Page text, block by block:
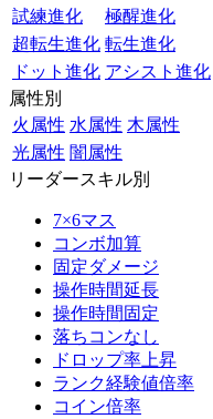
試練進化
極醒進化
超転生進化 転生進化
ドット進化 アシスト進化
属性別
火属性 水属性 木属性
光属性 闇属性
リーダースキル別
7×6マス
コンボ加算
固定ダメージ
操作時間延長
操作時間固定
落ちコンなし
ドロップ率上昇
ランク経験値倍率
コイン倍率